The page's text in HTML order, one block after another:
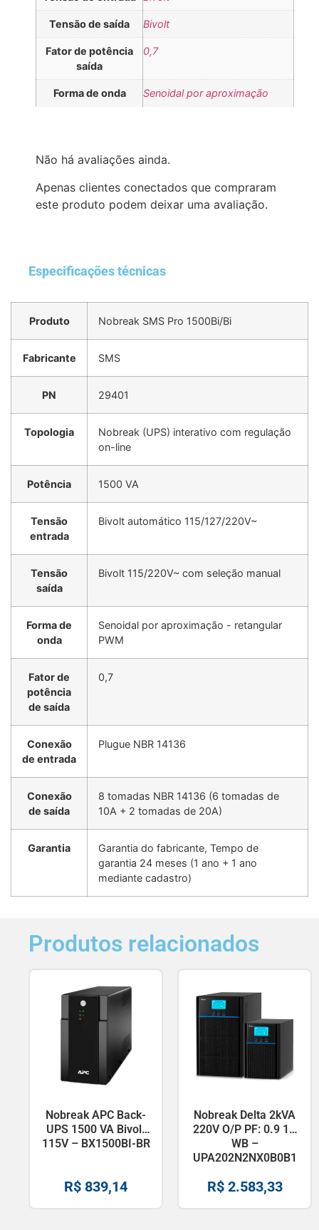
Tensão de saída Bivolt
Fator de potência
saída
0,7
Forma de onda Senoidal por aproximação
Não há avaliações ainda.
Apenas clientes conectados que compraram
este produto podem deixar uma avaliação.
Especificações técnicas
Produto Nobreak SMS Pro 1500Bi/Bi
Fabricante SMS
PN 29401
Topologia
Nobreak (UPS) interativo com regulação
on-line
Potência 1500 VA
Tensão
entrada
Bivolt automático 115/127/220V~
Tensão
saída
Bivolt 115/220V~ com seleção manual
Forma de
onda
Senoidal por aproximação - retangular
PWM
Fator de
potência
de saída
0,7
Conexão
de entrada
Plugue NBR 14136
Conexão
de saída
8 tomadas NBR 14136 (6 tomadas de
10A + 2 tomadas de 20A)
Garantia
Garantia do fabricante, Tempo de
garantia 24 meses (1 ano + 1 ano
mediante cadastro)
Produtos relacionados
Nobreak APC Back-
UPS 1500 VA Bivolt
115V – BX1500BI-BR
R$ 839,14
Nobreak Delta 2kVA
220V O/P PF: 0.9 1A
WB –
UPA202N2NX0B0B1
R$2.583,33